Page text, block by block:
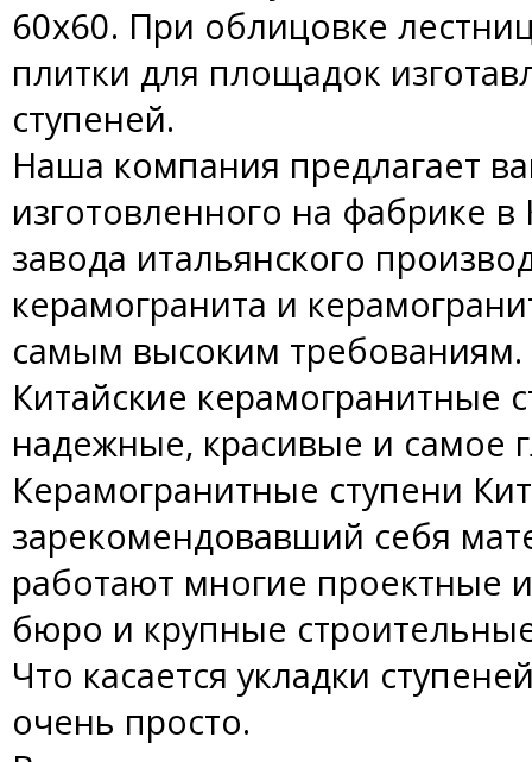
60х60. При облицовке
плитки для площадок
ступеней.
Наша компания предлагает
изготовленного на фабрике
завода итальянского
керамогранита и
самым высоким требованиям.
Китайские керамогранитные
надежные, красивые и самое
Керамогранитные ступени
зарекомендовавший себя
работают многие проектные
бюро и крупные
Что касается укладки
очень просто.